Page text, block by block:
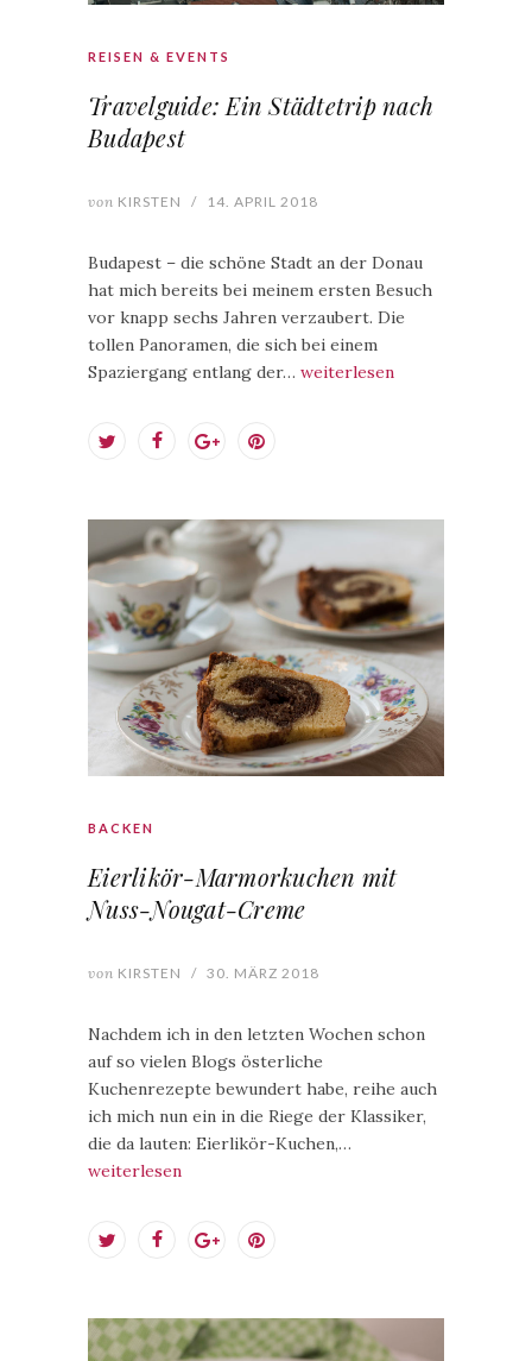
REISEN & EVENTS
Travelguide: Ein Städtetrip nach
Budapest
von KIRSTEN / 14. APRIL 2018
Budapest – die schöne Stadt an der Donau
hat mich bereits bei meinem ersten Besuch
vor knapp sechs Jahren verzaubert. Die
tollen Panoramen, die sich bei einem
Spaziergang entlang der… weiterlesen
BACKEN
Eierlikör-Marmorkuchen mit
Nuss-Nougat-Creme
von KIRSTEN / 30. MÄRZ 2018
Nachdem ich in den letzten Wochen schon
auf so vielen Blogs österliche
Kuchenrezepte bewundert habe, reihe auch
ich mich nun ein in die Riege der Klassiker,
die da lauten: Eierlikör-Kuchen,…
weiterlesen